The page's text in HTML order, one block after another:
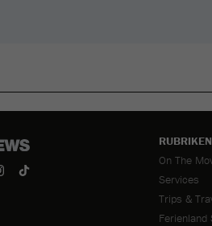
RUBRIKEN
Navigation
On The
Services
Trips &
Ferienland